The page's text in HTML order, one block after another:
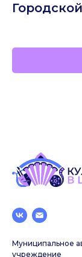
Муниципальное
учреждение